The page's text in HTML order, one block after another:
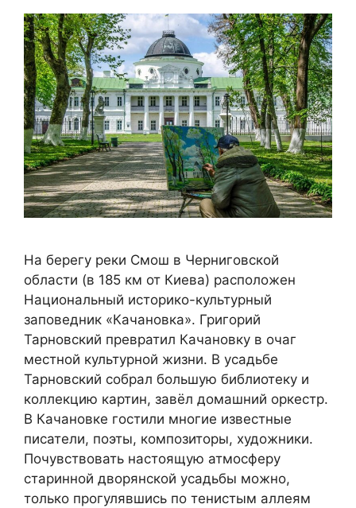
На берегу реки Смош в Черниговской
области (в 185 км от Киева) расположен
Национальный историко-культурный
заповедник «Качановка». Григорий
Тарновский превратил Качановку в очаг
местной культурной жизни. В усадьбе
Тарновский собрал большую библиотеку и
коллекцию картин, завёл домашний оркестр.
В Качановке гостили многие известные
писатели, поэты, композиторы, художники.
Почувствовать настоящую атмосферу
старинной дворянской усадьбы можно,
только прогулявшись по тенистым аллеям